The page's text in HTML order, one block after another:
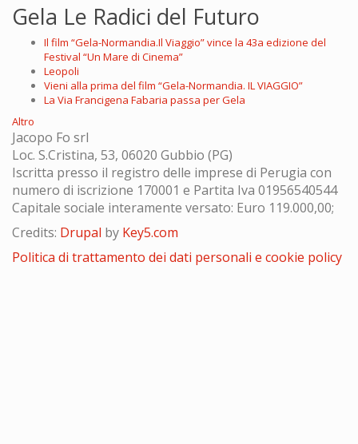
Gela Le Radici del Futuro
Il film “Gela-Normandia.Il Viaggio” vince la 43a edizione del
Festival “Un Mare di Cinema”
Leopoli
Vieni alla prima del film “Gela-Normandia. IL VIAGGIO”
La Via Francigena Fabaria passa per Gela
Altro
Jacopo Fo srl
Loc. S.Cristina, 53, 06020 Gubbio (PG)
Iscritta presso il registro delle imprese di Perugia con
numero di iscrizione 170001 e Partita Iva 01956540544
Capitale sociale interamente versato: Euro 119.000,00;
Credits: Drupal by Key5.com
Politica di trattamento dei dati personali e cookie policy